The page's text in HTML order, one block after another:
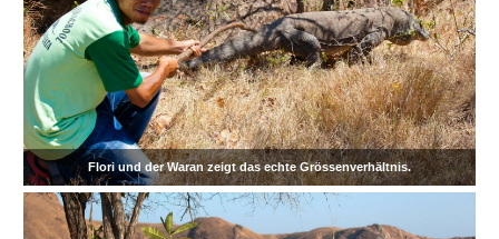
Flori und der Waran zeigt das echte Grössenverhältnis.